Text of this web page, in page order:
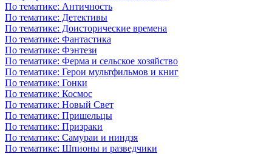
По тематике: Античность
По тематике: Детективы
По тематике: Доисторические времена
По тематике: Фантастика
По тематике: Фэнтези
По тематике: Ферма и сельское хозяйство
По тематике: Герои мультфильмов и книг
По тематике: Гонки
По тематике: Космос
По тематике: Новый Свет
По тематике: Пришельцы
По тематике: Призраки
По тематике: Самураи и ниндзя
По тематике: Шпионы и разведчики